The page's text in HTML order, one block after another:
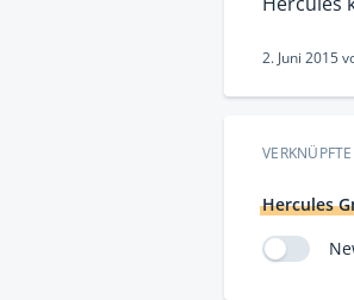
2. Juni 2015
Hercules